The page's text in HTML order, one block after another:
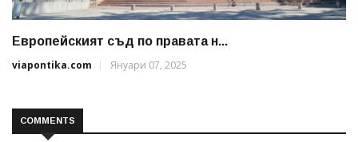
Европейският съд по правата н...
viapontika.com
Януари 07, 2025
COMMENTS